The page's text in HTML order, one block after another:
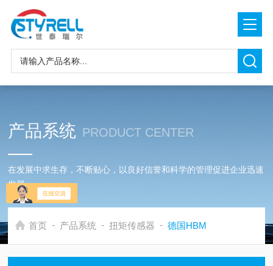
产品系统 PRODUCT CENTER
在发展中求生存，不断贴心，以良好信誉和科学的管理促进企业迅速
发展
首页 - 产品系统 - 扭矩传感器 - 德国HBM